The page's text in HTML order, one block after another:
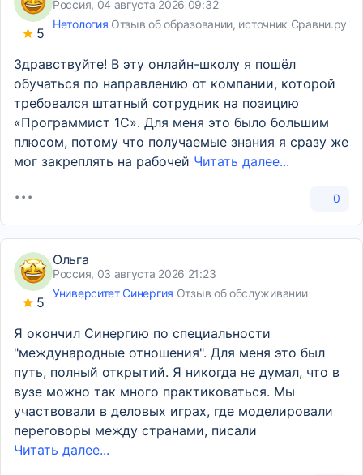
5
Россия, 04 августа 2026 09:32
Нетология Отзыв об образовании, источник Сравни.ру
Здравствуйте! В эту онлайн-школу я пошёл
обучаться по направлению от компании, которой
требовался штатный сотрудник на позицию
«Программист 1С». Для меня это было большим
плюсом, потому что получаемые знания я сразу же
мог закреплять на рабочей Читать далее...
0
5
Ольга
Россия, 03 августа 2026 21:23
Университет Синергия Отзыв об обслуживании
Я окончил Синергию по специальности
"международные отношения". Для меня это был
путь, полный открытий. Я никогда не думал, что в
вузе можно так много практиковаться. Мы
участвовали в деловых играх, где моделировали
переговоры между странами, писали
Читать далее...